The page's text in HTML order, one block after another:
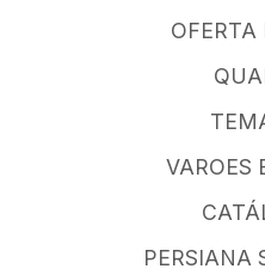
VAROES
PERSIANA